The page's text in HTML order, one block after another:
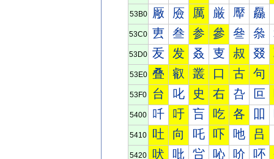
53B0 厰 厱 厲 厳 厴 厵
53C0 叀 叁 参 參 叄 叅
53D0 叐 发 叒 叓 叔 叕
53E0 叠 叡 叢 口 古 句
53F0 台 叱 史 右 叴 叵
5400 吀 吁 吂 吃 各 吅
5410 吐 向 吒 吓 吔 吕
5420 吠 吡 吢 吣 吤 吥